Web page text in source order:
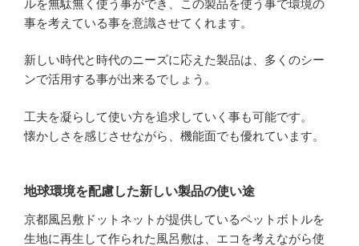
ルを無駄無く使う事ができ、この製品を使う事で環境の
事を考えている事を意識させてくれます。
新しい時代と時代のニーズに応えた製品は、多くのシー
ンで活用する事が出来るでしょう。
工夫を凝らして使い方を追求していく事も可能です。
懐かしさを感じさせながら、機能面でも優れています。
地球環境を配慮した新しい製品の使い途
京都風呂敷ドットネットが提供しているペットボトルを
生地に再生して作られた風呂敷は、エコを考えながら使